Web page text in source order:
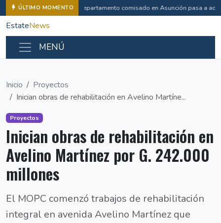
ÚLTIMO MOMENTO Departamento comisado en Asunción pasa a
EstateNews
MENÚ
Inicio
Proyectos
Inician obras de rehabilitación en Avelino Martíne...
Proyectos
Inician obras de rehabilitación en
Avelino Martínez por G. 242.000
millones
El MOPC comenzó trabajos de rehabilitación
integral en avenida Avelino Martínez que